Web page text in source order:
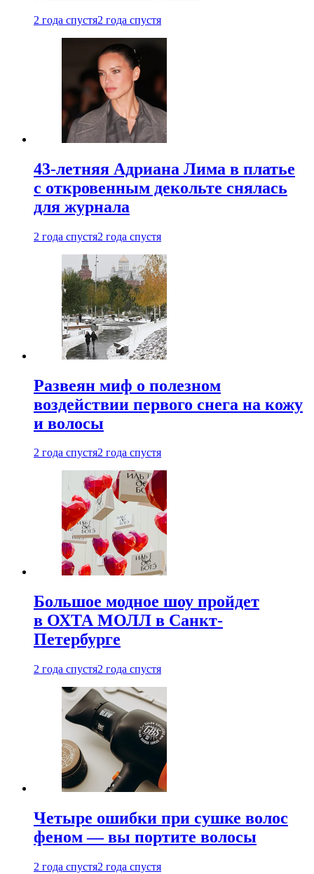
2 года спустя2 года спустя
43-летняя Адриана Лима в платье
с откровенным декольте снялась
для журнала
2 года спустя2 года спустя
Развеян миф о полезном
воздействии первого снега на кожу
и волосы
2 года спустя2 года спустя
Большое модное шоу пройдет
в ОХТА МОЛЛ в Санкт-
Петербурге
2 года спустя2 года спустя
Четыре ошибки при сушке волос
феном — вы портите волосы
2 года спустя2 года спустя